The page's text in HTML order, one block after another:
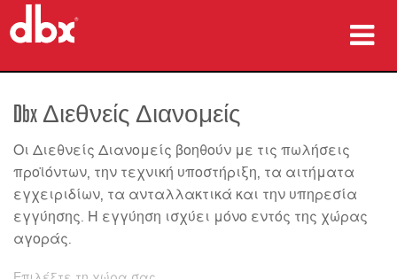
πού να αγοράσετε
εκπαίδευση
Dbx Διεθνείς Διανομείς
Οι Διεθνείς Διανομείς βοηθούν με τις πωλήσεις
προϊόντων, την τεχνική υποστήριξη, τα αιτήματα
εγχειριδίων, τα ανταλλακτικά και την υπηρεσία
εγγύησης. Η εγγύηση ισχύει μόνο εντός της χώρας
αγοράς.